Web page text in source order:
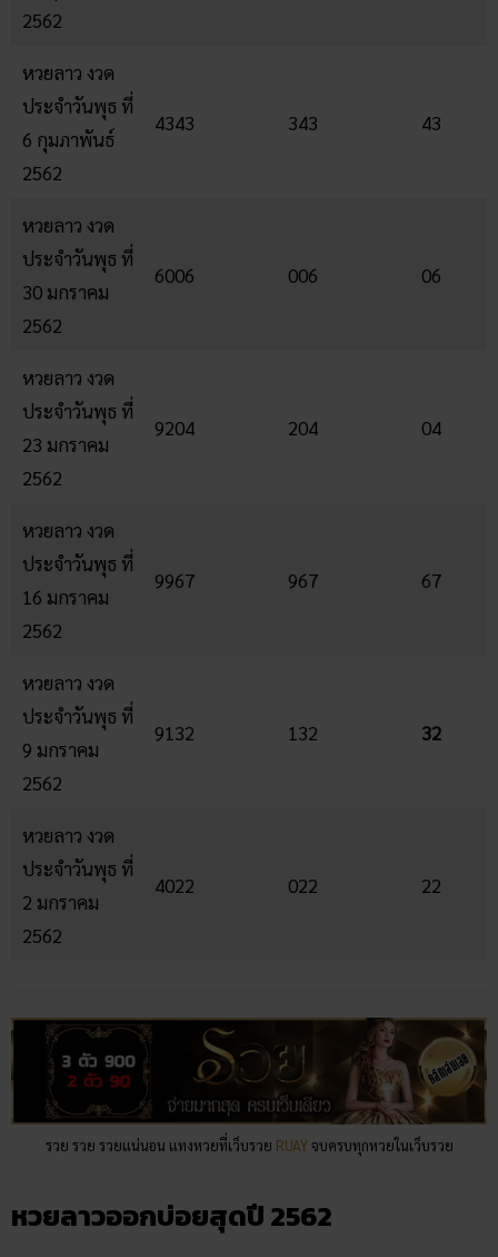
2562
หวยลาว งวด
ประจำวันพุธ ที่
6 กุมภาพันธ์
2562
4343 343 43
หวยลาว งวด
ประจำวันพุธ ที่
30 มกราคม
2562
6006 006 06
หวยลาว งวด
ประจำวันพุธ ที่
23 มกราคม
2562
9204 204 04
หวยลาว งวด
ประจำวันพุธ ที่
16 มกราคม
2562
9967 967 67
หวยลาว งวด
ประจำวันพุธ ที่
9 มกราคม
2562
9132 132 32
หวยลาว งวด
ประจำวันพุธ ที่
2 มกราคม
2562
4022 022 22
รวย รวย รวยแน่นอน แทงหวยที่เว็บรวย RUAYจบครบทุกหวยในเว็บรวย
หวยลาวออกบ่อยสุดปี 2562